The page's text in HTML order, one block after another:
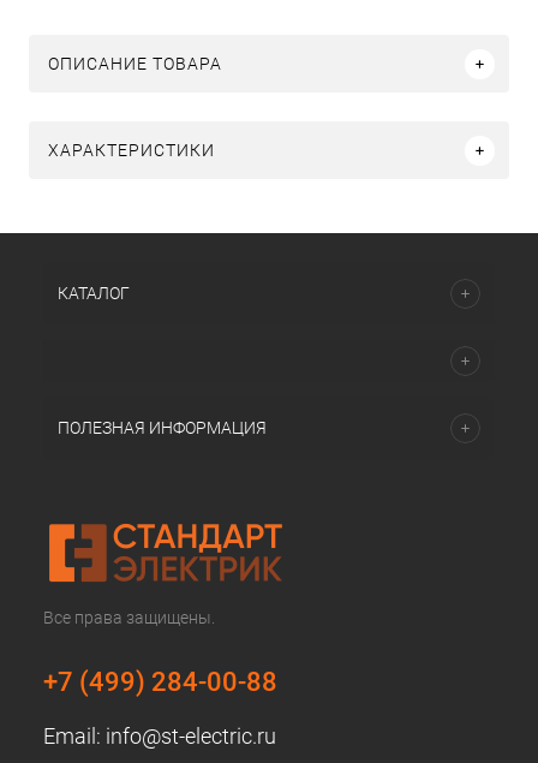
ОПИСАНИЕ ТОВАРА
ХАРАКТЕРИСТИКИ
КАТАЛОГ
ПОЛЕЗНАЯ ИНФОРМАЦИЯ
Все права защищены.
+7 (499) 284-00-88
Email: info@st-electric.ru